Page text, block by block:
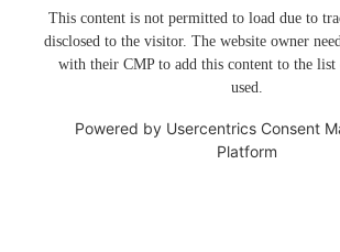
This content is not permitted to load due to
disclosed to the visitor. The website owner
with their CMP to add this content to the list
used.
Powered by Usercentrics Consent
Platform